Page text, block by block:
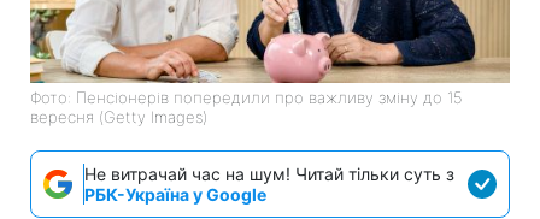
Фото: Пенсіонерів попередили про важливу зміну до 15
вересня (Getty Images)
Не витрачай час на шум! Читай тільки суть з
РБК-Україна у Google